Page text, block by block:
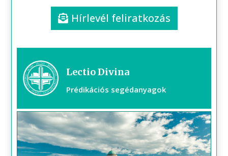
Hírlevél feliratkozás
Lectio Divina
Prédikációs segédanyagok